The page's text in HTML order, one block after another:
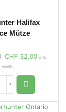
Halifax
Mütze
CHF 32.00 inkl.
MwSt.